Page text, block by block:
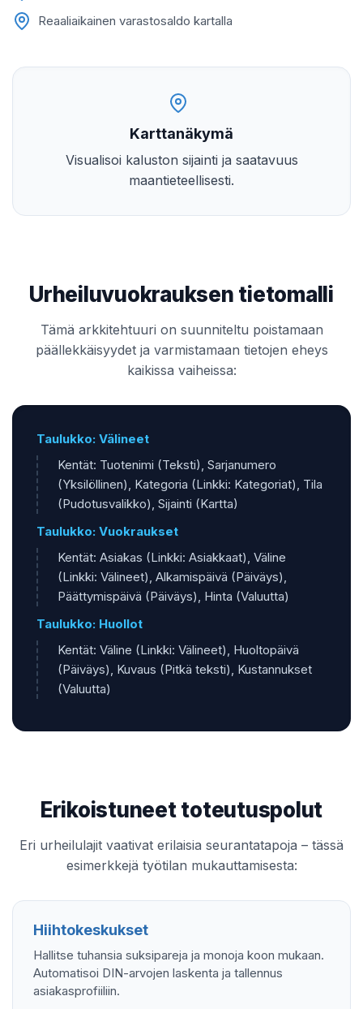
Reaaliaikainen varastosaldo kartalla
Karttanäkymä
Visualisoi kaluston sijainti ja saatavuus
maantieteellisesti.
Urheiluvuokrauksen tietomalli
Tämä arkkitehtuuri on suunniteltu poistamaan
päällekkäisyydet ja varmistamaan tietojen eheys
kaikissa vaiheissa:
Taulukko: Välineet
Kentät: Tuotenimi (Teksti), Sarjanumero
(Yksilöllinen), Kategoria (Linkki: Kategoriat), Tila
(Pudotusvalikko), Sijainti (Kartta)
Taulukko: Vuokraukset
Kentät: Asiakas (Linkki: Asiakkaat), Väline
(Linkki: Välineet), Alkamispäivä (Päiväys),
Päättymispäivä (Päiväys), Hinta (Valuutta)
Taulukko: Huollot
Kentät: Väline (Linkki: Välineet), Huoltopäivä
(Päiväys), Kuvaus (Pitkä teksti), Kustannukset
(Valuutta)
Erikoistuneet toteutuspolut
Eri urheilulajit vaativat erilaisia seurantatapoja – tässä
esimerkkejä työtilan mukauttamisesta:
Hiihtokeskukset
Hallitse tuhansia suksipareja ja monoja koon mukaan.
Automatisoi DIN-arvojen laskenta ja tallennus
asiakasprofiiliin.